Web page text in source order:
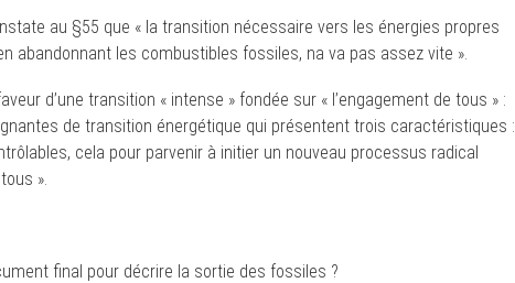
au §55 que « la transition nécessaire vers les énergies propres
abandonnant les combustibles fossiles, na va pas assez vite ».
d’une transition « intense » fondée sur « l’engagement de tous » :
de transition énergétique qui présentent trois caractéristiques :
cela pour parvenir à initier un nouveau processus radical
».
final pour décrire la sortie des fossiles ?